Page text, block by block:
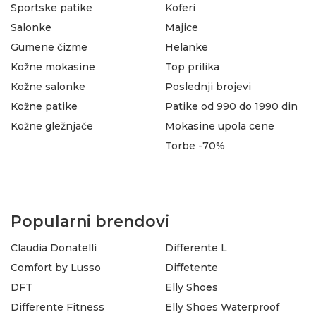
Sportske patike
Salonke
Gumene čizme
Koferi
Majice
Helanke
Kožne mokasine
Kožne salonke
Kožne patike
Kožne gležnjače
Top prilika
Poslednji brojevi
Patike od 990 do 1990 din
Mokasine upola cene
Torbe -70%
Popularni brendovi
Claudia Donatelli
Comfort by Lusso
DFT
Differente Fitness
Differente L
Diffetente
Elly Shoes
Elly Shoes Waterproof